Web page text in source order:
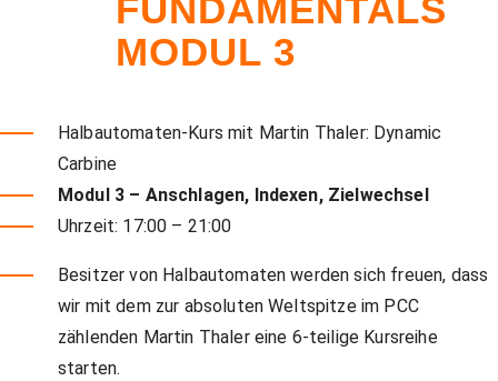
Unser Shop
Management
Faustfeuerwaffen
GLOCK Training
Halbautomaten-& PCC-Kurse
Flinten-Training
Vorbereitung auf die Sicherheitszulassung
GLOCK PERFECTION TRAINING
Kurse: Waffenführerschein
Kurse: IPSC
Kurse: Faustfeuerwaffen
Halbautomaten-& PCC-Kurse
FUNDAMENTALS
MODUL 3
Halbautomaten-Kurs mit Martin Thaler: Dynamic
Carbine
Modul 3 – Anschlagen, Indexen, Zielwechsel
Uhrzeit: 17:00 – 21:00
Besitzer von Halbautomaten werden sich freuen, dass
wir mit dem zur absoluten Weltspitze im PCC
zählenden Martin Thaler eine 6-teilige Kursreihe
starten.